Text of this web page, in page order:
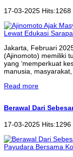
17-03-2025 Hits:1268
Jakarta, Februari
(Ajinomoto) memiliki
yang ‘memperkuat
manusia, masyarakat,
Read more
Berawal Dari
17-03-2025 Hits:1296